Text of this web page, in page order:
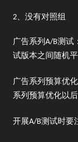
2、没有对照组
广告系列A/B测试
试版本之间随机
广告系列预算优
系列预算优化以
开展A/B测试时要